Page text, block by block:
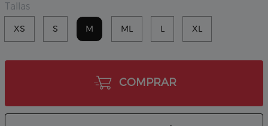
Tallas
XS S M ML L XL
COMPRAR